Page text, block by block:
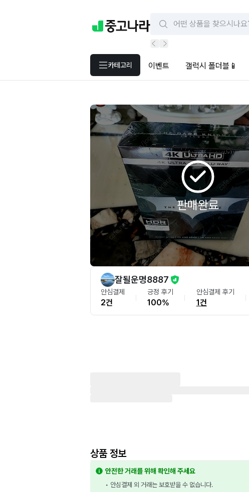
카테고리 이벤트 갤럭시 폴더블📱
판매완료
잘될운명8887
안심결제
2건
긍정 후기
100%
안심결제 후기
1건
상품 정보
안전한 거래를 위해 확인해 주세요
• 안심결제 외 거래는 보호받을 수 없습니다.